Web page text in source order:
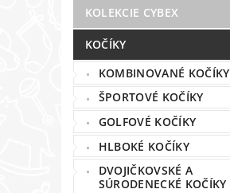
KOLEKCIE CYBEX
KOČÍKY
KOMBINOVANÉ KOČÍKY
ŠPORTOVÉ KOČÍKY
GOLFOVÉ KOČÍKY
HLBOKÉ KOČÍKY
DVOJIČKOVSKÉ A
SÚRODENECKÉ KOČÍKY